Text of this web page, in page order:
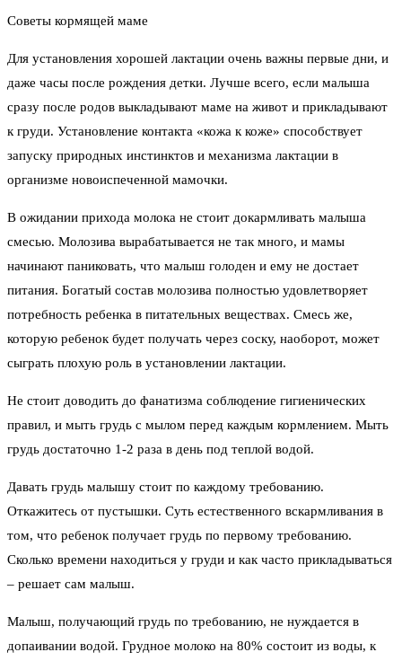
Советы кормящей маме
Для установления хорошей лактации очень важны первые дни, и
даже часы после рождения детки. Лучше всего, если малыша
сразу после родов выкладывают маме на живот и прикладывают
к груди. Установление контакта «кожа к коже» способствует
запуску природных инстинктов и механизма лактации в
организме новоиспеченной мамочки.
В ожидании прихода молока не стоит докармливать малыша
смесью. Молозива вырабатывается не так много, и мамы
начинают паниковать, что малыш голоден и ему не достает
питания. Богатый состав молозива полностью удовлетворяет
потребность ребенка в питательных веществах. Смесь же,
которую ребенок будет получать через соску, наоборот, может
сыграть плохую роль в установлении лактации.
Не стоит доводить до фанатизма соблюдение гигиенических
правил, и мыть грудь с мылом перед каждым кормлением. Мыть
грудь достаточно 1-2 раза в день под теплой водой.
Давать грудь малышу стоит по каждому требованию.
Откажитесь от пустышки. Суть естественного вскармливания в
том, что ребенок получает грудь по первому требованию.
Сколько времени находиться у груди и как часто прикладываться
– решает сам малыш.
Малыш, получающий грудь по требованию, не нуждается в
допаивании водой. Грудное молоко на 80% состоит из воды, к